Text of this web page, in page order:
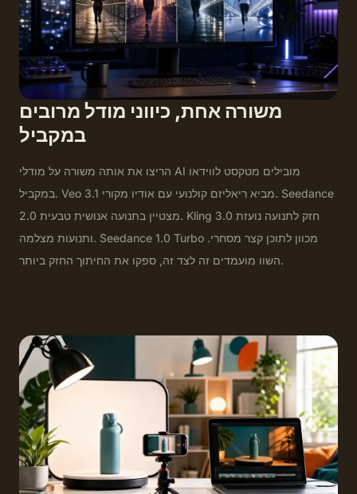
משורה אחת, כיווני מודל מרובים
במקביל
הריצו את אותה משורה על מודלי AI מובילים מטקסט לווידאו
במקביל. Veo 3.1 מביא ריאליזם קולנועי עם אודיו מקורי. Seedance
2.0 מצטיין בתנועה אנושית טבעית. Kling 3.0 חזק לתנועה נועזת
ותנועות מצלמה. Seedance 1.0 Turbo מכוון לתוכן קצר מסחרי.
השוו מועמדים זה לצד זה, ספקו את החיתוך החזק ביותר.